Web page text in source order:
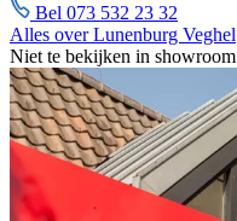
Bel 073 532 23 32
Alles over Lunenburg Veghel
Niet te bekijken in showroom